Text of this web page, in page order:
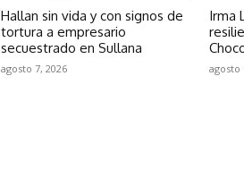
Hallan sin vida y con signos de
tortura a empresario
secuestrado en Sullana
agosto 7, 2026
Irma
agosto